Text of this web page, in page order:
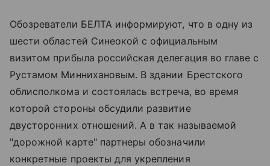
Обозреватели БЕЛТА информируют, что в одну из
шести областей Синеокой с официальным
визитом прибыла российская делегация во главе с
Рустамом Миннихановым. В здании Брестского
облисполкома и состоялась встреча, во время
которой стороны обсудили развитие
двусторонних отношений. А в так называемой
"дорожной карте" партнеры обозначили
конкретные проекты для укрепления